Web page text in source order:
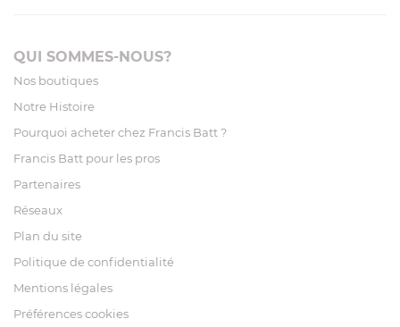
QUI SOMMES-NOUS?
Nos boutiques
Notre Histoire
Pourquoi acheter chez Francis Batt ?
Francis Batt pour les pros
Partenaires
Réseaux
Plan du site
Politique de confidentialité
Mentions légales
Préférences cookies